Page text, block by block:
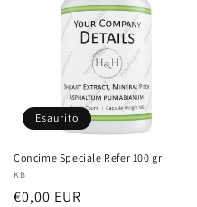
Esaurito
Concime Speciale Refer 100 gr
Fornitore:
KB
Prezzo
€0,00 EUR